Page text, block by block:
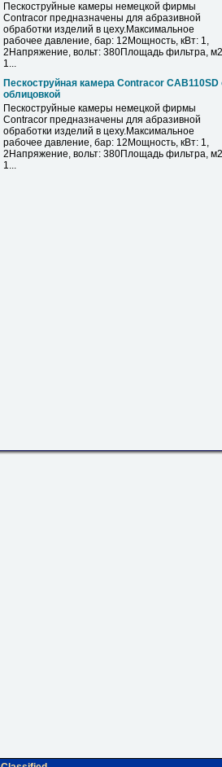
Пескоструйные камеры немецкой фирмы
Contracor предназначены для абразивной
обработки изделий в цеху.Максимальное
рабочее давление, бар: 12Мощность, кВт: 1,
2Напряжение, вольт: 380Площадь фильтра,
1...
Пескоструйная камера Contracor CAB110SD
облицовкой
Пескоструйные камеры немецкой фирмы
Contracor предназначены для абразивной
обработки изделий в цеху.Максимальное
рабочее давление, бар: 12Мощность, кВт: 1,
2Напряжение, вольт: 380Площадь фильтра,
1...